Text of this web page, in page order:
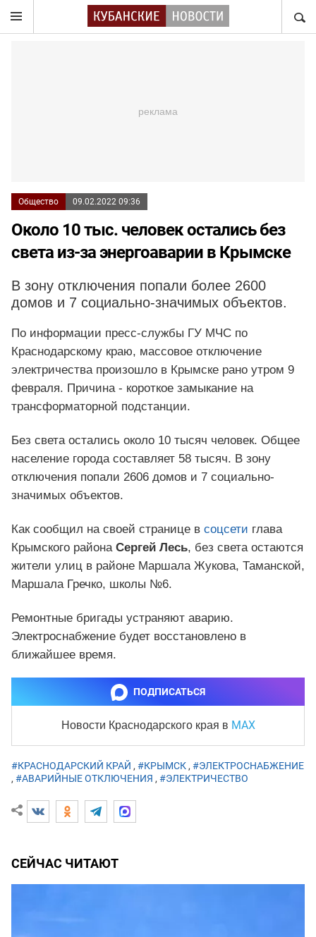
Общество 09.02.2022 09:36
Около 10 тыс. человек остались без
света из-за энергоаварии в Крымске
В зону отключения попали более 2600
домов и 7 социально-значимых объектов.
По информации пресс-службы ГУ МЧС по
Краснодарскому краю, массовое отключение
электричества произошло в Крымске рано утром 9
февраля. Причина - короткое замыкание на
трансформаторной подстанции.
Без света остались около 10 тысяч человек. Общее
население города составляет 58 тысяч. В зону
отключения попали 2606 домов и 7 социально-
значимых объектов.
Как сообщил на своей странице в соцсети глава
Крымского района Сергей Лесь, без света остаются
жители улиц в районе Маршала Жукова, Таманской,
Маршала Гречко, школы №6.
Ремонтные бригады устраняют аварию.
Электроснабжение будет восстановлено в
ближайшее время.
ПОДПИСАТЬСЯ
Новости Краснодарского края в MAX
#КРАСНОДАРСКИЙ КРАЙ , #КРЫМСК , #ЭЛЕКТРОСНАБЖЕНИЕ
, #АВАРИЙНЫЕ ОТКЛЮЧЕНИЯ , #ЭЛЕКТРИЧЕСТВО
СЕЙЧАС ЧИТАЮТ